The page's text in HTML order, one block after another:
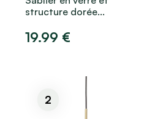
structure dorée...
19.99 €
2